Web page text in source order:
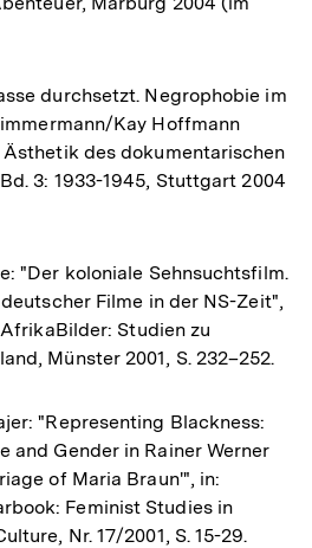
durchsetzt. Negrophobie im
Kay Hoffmann
des dokumentarischen
3: 1933-1945, Stuttgart 2004
"Der koloniale Sehnsuchtsfilm.
Filme in der NS-Zeit",
Studien zu
Münster 2001, S. 232–252.
"Representing Blackness:
and Gender in Rainer Werner
of Maria Braun'", in:
Feminist Studies in
Nr. 17/2001, S. 15-29.